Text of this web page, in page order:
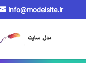
info@modelsite.ir